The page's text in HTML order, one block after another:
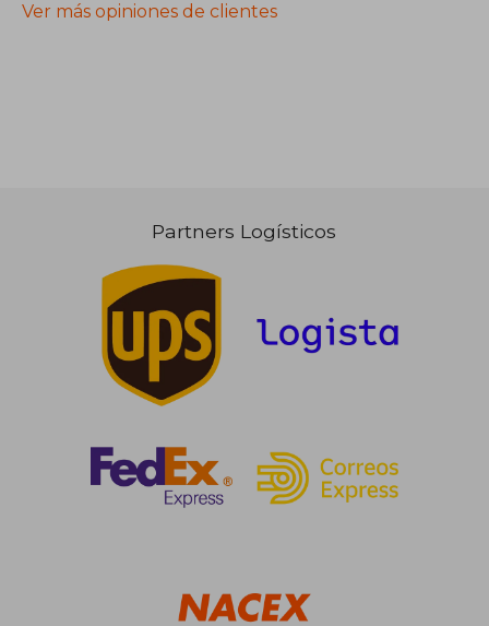
Ver más opiniones de clientes
Partners Logísticos